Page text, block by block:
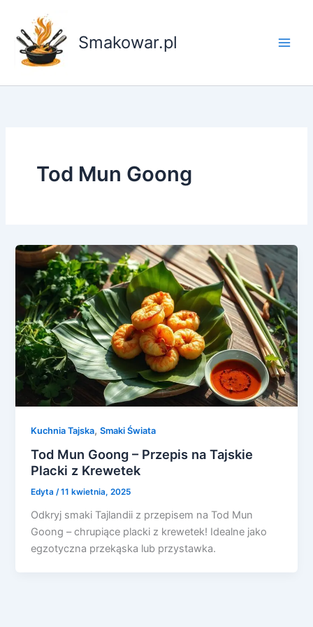
treści
Smakowar.pl
Tod Mun Goong
Kuchnia Tajska,Smaki Świata
Tod Mun Goong – Przepis na Tajskie
Placki z Krewetek
Edyta/11 kwietnia, 2025
Odkryj smaki Tajlandii z przepisem na Tod Mun
Goong – chrupiące placki z krewetek! Idealne jako
egzotyczna przekąska lub przystawka.